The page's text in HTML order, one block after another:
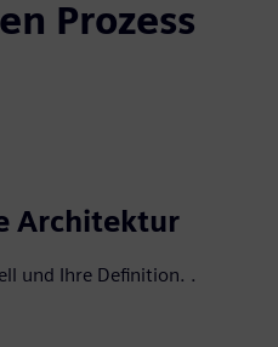
Prozess
Architektur
und Ihre Definition. .